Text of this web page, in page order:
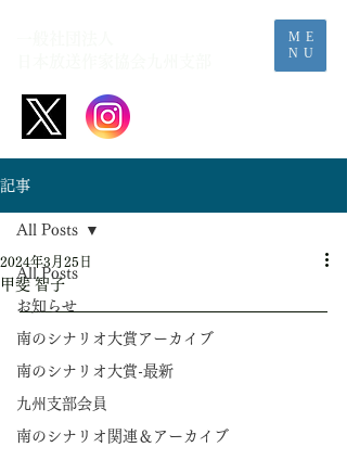
ME
NU
記事
All Posts
お知らせ
南のシナリオ大賞アーカイブ
南のシナリオ大賞-最新
九州支部会員
南のシナリオ関連＆アーカイブ
All Posts
甲斐 智子
2024年3月25日